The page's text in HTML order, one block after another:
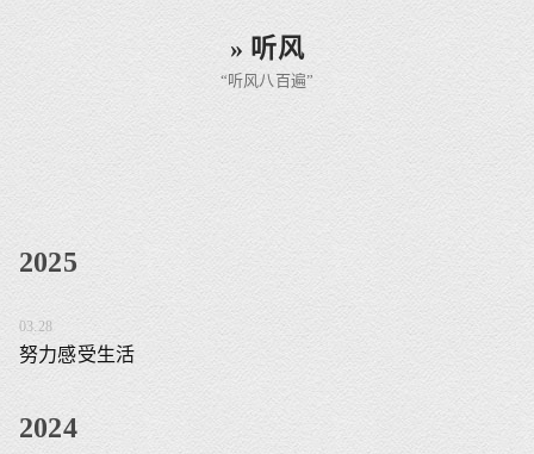
» 听风
“听风八百遍”
2025
03.28
努力感受生活
2024